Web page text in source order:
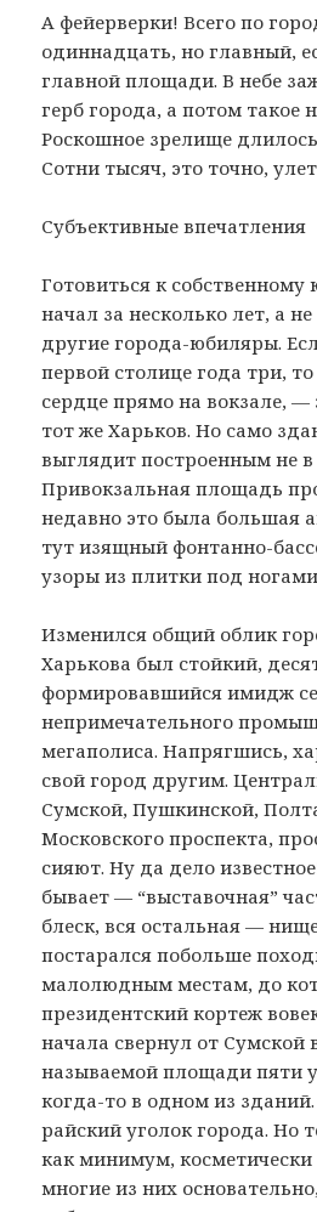
А фейерверки! Всего по
одиннадцать, но главный,
главной площади. В небе
герб города, а потом такое
Роскошное зрелище
Сотни тысяч, это точно,
Субъективные впечатления
Готовиться к
начал за несколько лет, а
другие города-юбиляры.
первой столице года три, то
сердце прямо на вокзале, —
тот же Харьков. Но само
выглядит построенным не в
Привокзальная площадь
недавно это была большая
тут изящный фонтанно-
узоры из плитки под
Изменился общий облик
Харькова был стойкий,
формировавшийся имидж
непримечательного
мегаполиса. Напрягшись,
свой город другим.
Сумской, Пушкинской,
Московского проспекта,
сияют. Ну да дело
бывает — “выставочная”
блеск, вся остальная —
постарался побольше
малолюдным местам, до
президентский кортеж
начала свернул от Сумской
называемой площади пяти
когда-то в одном из
райский уголок города. Но
как минимум,
многие из них